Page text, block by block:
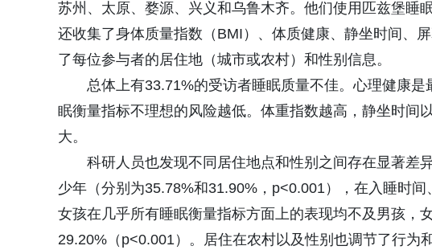
苏州、太原、婺源、兴义和乌鲁木齐。他们使用匹兹堡睡
还收集了身体质量指数（BMI）、体质健康、静坐时间、
了每位参与者的居住地（城市或农村）和性别信息。
总体上有33.71%的受访者睡眠质量不佳。心理健康
眠衡量指标不理想的风险越低。体重指数越高，静坐时间
大。
科研人员也发现不同居住地点和性别之间存在显著差
少年（分别为35.78%和31.90%，p<0.001），在入睡时
女孩在几乎所有睡眠衡量指标方面上的表现均不及男孩，
29.20%（p<0.001）。居住在农村以及性别也调节了行为